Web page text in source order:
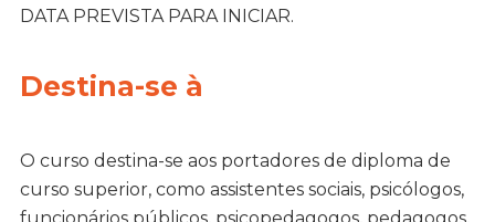
DATA PREVISTA PARA INICIAR.
Destina-se à
O curso destina-se aos portadores de diploma de
curso superior, como assistentes sociais, psicólogos,